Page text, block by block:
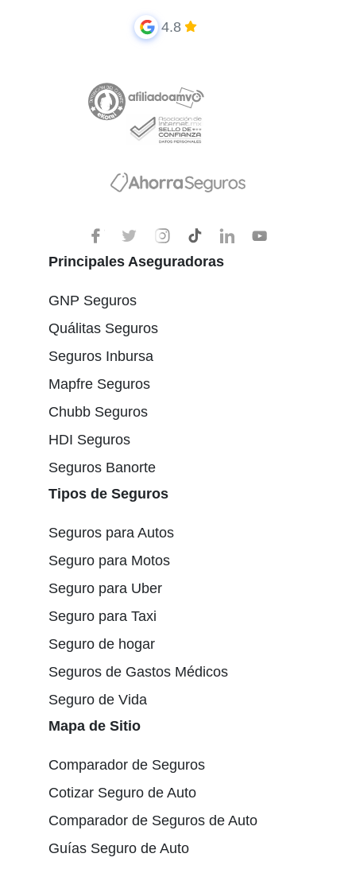
4.8
Principales Aseguradoras
GNP Seguros
Quálitas Seguros
Seguros Inbursa
Mapfre Seguros
Chubb Seguros
HDI Seguros
Seguros Banorte
Tipos de Seguros
Seguros para Autos
Seguro para Motos
Seguro para Uber
Seguro para Taxi
Seguro de hogar
Seguros de Gastos Médicos
Seguro de Vida
Mapa de Sitio
Comparador de Seguros
Cotizar Seguro de Auto
Comparador de Seguros de Auto
Guías Seguro de Auto